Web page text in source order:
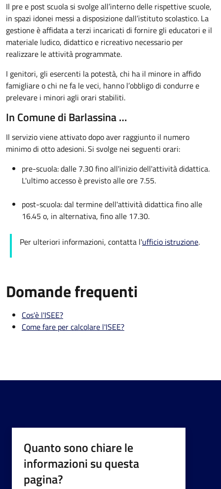
Il pre e post scuola si svolge all’interno delle rispettive scuole,
in spazi idonei messi a disposizione dall’istituto scolastico. La
gestione è affidata a terzi incaricati di fornire gli educatori e il
materiale ludico, didattico e ricreativo necessario per
realizzare le attività programmate.
I genitori, gli esercenti la potestà, chi ha il minore in affido
famigliare o chi ne fa le veci, hanno l’obbligo di condurre e
prelevare i minori agli orari stabiliti.
In Comune di Barlassina …
Il servizio viene attivato dopo aver raggiunto il numero
minimo di otto adesioni. Si svolge nei seguenti orari:
pre-scuola: dalle 7.30 fino all'inizio dell'attività didattica.
L'ultimo accesso è previsto alle ore 7.55.
post-scuola: dal termine dell'attività didattica fino alle
16.45 o, in alternativa, fino alle 17.30.
Per ulteriori informazioni, contatta l'ufficio istruzione.
Domande frequenti
Cos'è l'ISEE?
Come fare per calcolare l'ISEE?
Quanto sono chiare le
informazioni su questa
pagina?